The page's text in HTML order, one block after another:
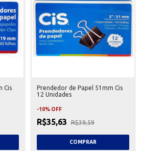
Cis
Prendedor de Papel 51mm Cis
12 Unidades
-10% OFF
R$35,63 R$39,59